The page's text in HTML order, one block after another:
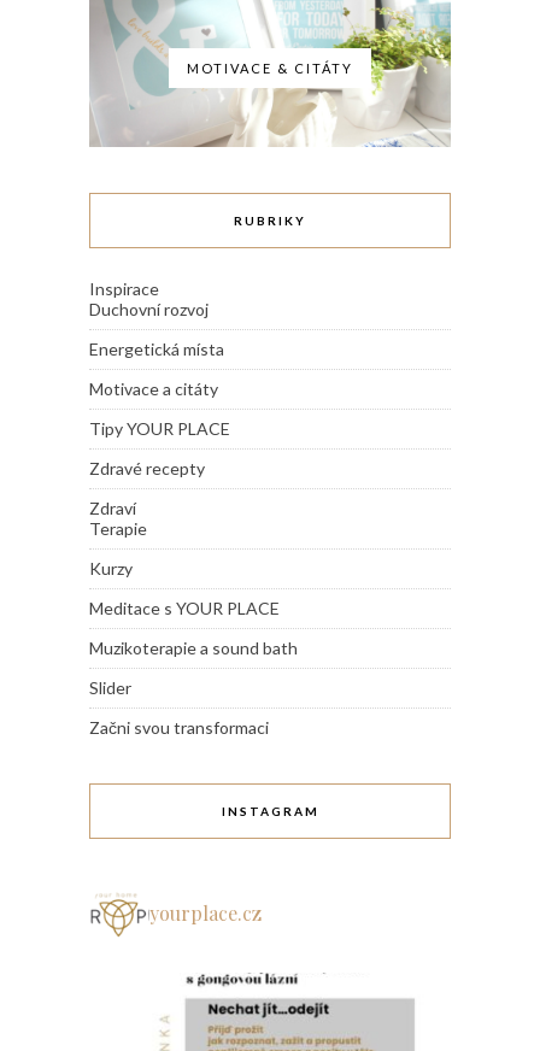
MOTIVACE & CITÁTY
RUBRIKY
Inspirace
Duchovní rozvoj
Energetická místa
Motivace a citáty
Tipy YOUR PLACE
Zdravé recepty
Zdraví
Terapie
Kurzy
Meditace s YOUR PLACE
Muzikoterapie a sound bath
Slider
Začni svou transformaci
INSTAGRAM
yourplace.cz